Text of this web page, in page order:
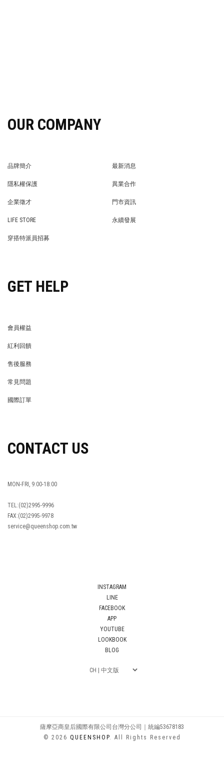
OUR COMPANY
品牌簡介
最新消息
隱私權保護
異業合作
企業徵才
門市資訊
LIFE STORE
永續發展
穿搭特派員招募
GET HELP
會員權益
紅利回饋
售後服務
常見問題
國際訂單
CONTACT US
MON-FRI, 9:00-18:00
TEL:(02)2995-9996
FAX:(02)2995-9978
service@queenshop.com.tw
INSTAGRAM
LINE
FACEBOOK
APP
YOUTUBE
LOOKBOOK
BLOG
薩摩亞商皇后國際有限公司台灣分公司｜統編53678183
© 2026 QUEENSHOP. All Rights Reserved